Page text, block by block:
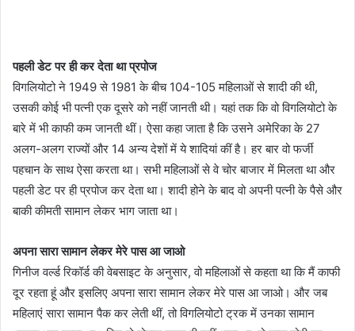
पहली डेट पर ही कर देता था प्रपोज
विगलियोटो ने 1949 से 1981 के बीच 104-105 महिलाओं से शादी की थी,
उसकी कोई भी पत्नी एक दूसरे को नहीं जानती थी। यहां तक कि वो विगलियोटो के
बारे में भी काफी कम जानती थीं। ऐसा कहा जाता है कि उसने अमेरिका के 27
अलग-अलग राज्यों और 14 अन्य देशों में ये शादियां कीं है। हर बार वो फर्जी
पहचान के साथ ऐसा करता था। सभी महिलाओं से वे चोर बाजार में मिलता था और
पहली डेट पर ही प्रपोज कर देता था। शादी होने के बाद वो अपनी पत्नी के पैसे और
बाकी कीमती सामान लेकर भाग जाता था।
अपना सारा सामान लेकर मेरे पास आ जाओ
गिनीज वर्ल्ड रिकॉर्ड की वेबसाइट के अनुसार, वो महिलाओं से कहता था कि मैं काफी
दूर रहता हूं और इसलिए अपना सारा सामान लेकर मेरे पास आ जाओ। और जब
महिलाएं सारा सामान पैक कर लेती थीं, तो विगलियोटो ट्रक में उनका सामान